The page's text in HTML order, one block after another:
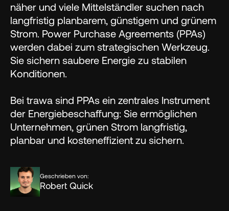
näher und viele Mittelständler suchen nach
langfristig planbarem, günstigem und grünem
Strom. Power Purchase Agreements (PPAs)
werden dabei zum strategischen Werkzeug.
Sie sichern saubere Energie zu stabilen
Konditionen.
Bei trawa sind PPAs ein zentrales Instrument
der Energiebeschaffung: Sie ermöglichen
Unternehmen, grünen Strom langfristig,
planbar und kosteneffizient zu sichern.
Geschrieben von:
Robert Quick